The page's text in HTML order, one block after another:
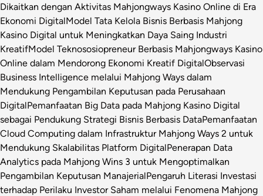
Dikaitkan dengan Aktivitas Mahjongways Kasino Online di Era
Ekonomi DigitalModel Tata Kelola Bisnis Berbasis Mahjong
Kasino Digital untuk Meningkatkan Daya Saing Industri
KreatifModel Teknososiopreneur Berbasis Mahjongways Kasino
Online dalam Mendorong Ekonomi Kreatif DigitalObservasi
Business Intelligence melalui Mahjong Ways dalam
Mendukung Pengambilan Keputusan pada Perusahaan
DigitalPemanfaatan Big Data pada Mahjong Kasino Digital
sebagai Pendukung Strategi Bisnis Berbasis DataPemanfaatan
Cloud Computing dalam Infrastruktur Mahjong Ways 2 untuk
Mendukung Skalabilitas Platform DigitalPenerapan Data
Analytics pada Mahjong Wins 3 untuk Mengoptimalkan
Pengambilan Keputusan ManajerialPengaruh Literasi Investasi
terhadap Perilaku Investor Saham melalui Fenomena Mahjong